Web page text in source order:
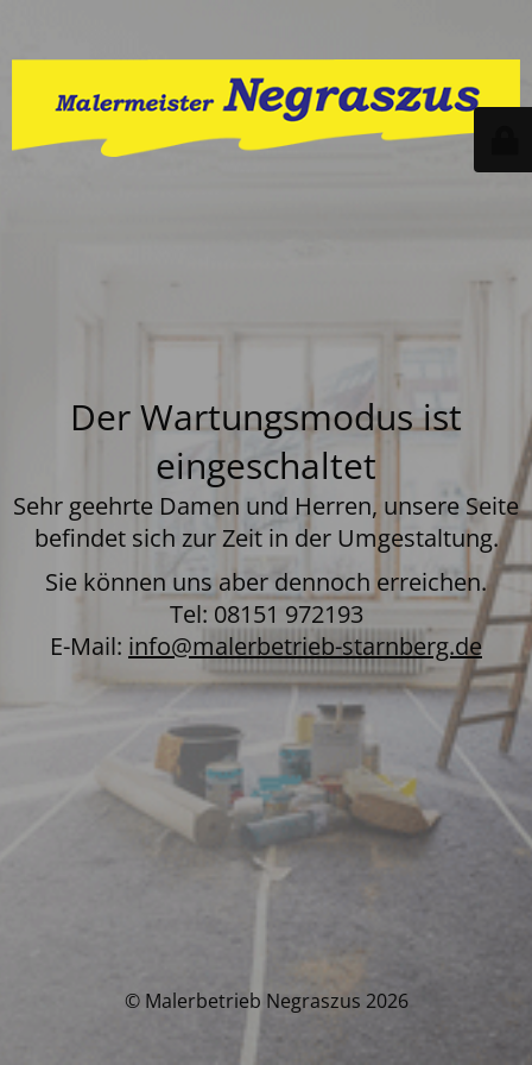
Der Wartungsmodus ist
eingeschaltet
Sehr geehrte Damen und Herren, unsere Seite
befindet sich zur Zeit in der Umgestaltung.
Sie können uns aber dennoch erreichen.
Tel: 08151 972193
E-Mail: info@malerbetrieb-starnberg.de
© Malerbetrieb Negraszus 2026